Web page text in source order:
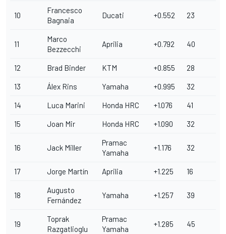
10
Francesco
Bagnaia
Ducati +0.552 23
11
Marco
Bezzecchi
Aprilia +0.792 40
12 Brad Binder KTM +0.855 28
13 Álex Rins Yamaha +0.995 32
14 Luca Marini Honda HRC +1.076 41
15 Joan Mir Honda HRC +1.090 32
16 Jack Miller
Pramac
Yamaha
+1.176 32
17 Jorge Martín Aprilia +1.225 16
18
Augusto
Fernández
Yamaha +1.257 39
19
Toprak
Razgatlioglu
Pramac
Yamaha
+1.285 45